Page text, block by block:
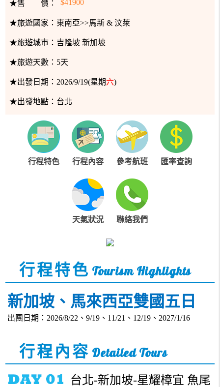
★售 價： $41900
★旅遊國家： 東南亞>>馬新 & 汶萊
★旅遊城市： 吉隆坡 新加坡
★旅遊天數： 5天
★出發日期： 2026/9/19(星期六)
★出發地點： 台北
行程特色 行程內容 參考航班 匯率查詢
天氣狀況 聯絡我們
行程特色 Tourism Highlights
新加坡、馬來西亞雙國五日
出團日期：2026/8/22、9/19、11/21、12/19、2027/1/16
行程內容 Detailed Tours
台北-新加坡-星耀樟宜 魚尾